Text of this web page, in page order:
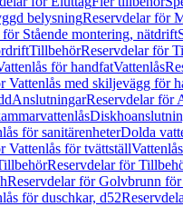
belysningReservdelar för
Stående montering, nätdrift
TillbehörReservdelar för
för handfatVattenlås
Vattenlås med skiljevägg för
AnslutningarReservdelar för
för sanitärenheterDolda
Vattenlås för tvättställVattenlås
Reservdelar för
Reservdelar för Golvbrunn för
för duschkar, d52